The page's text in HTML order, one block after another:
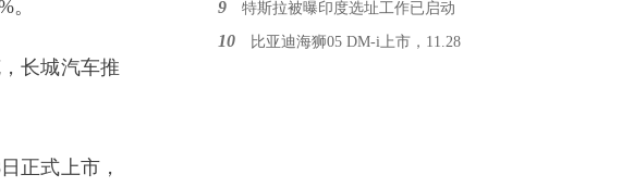
。
长城汽车推
正式上市，
9 特斯拉被曝印度选址工作已启动
10 比亚迪海狮05 DM-i上市，11.28